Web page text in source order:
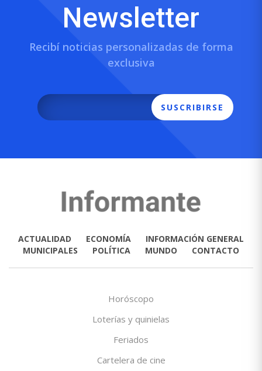
Newsletter
Recibí noticias personalizadas de forma
exclusiva
SUSCRIBIRSE
ACTUALIDAD ECONOMÍA
INFORMACIÓN GENERAL
MUNICIPALES
POLÍTICA MUNDO CONTACTO
Horóscopo
Loterías y quinielas
Feriados
Cartelera de cine